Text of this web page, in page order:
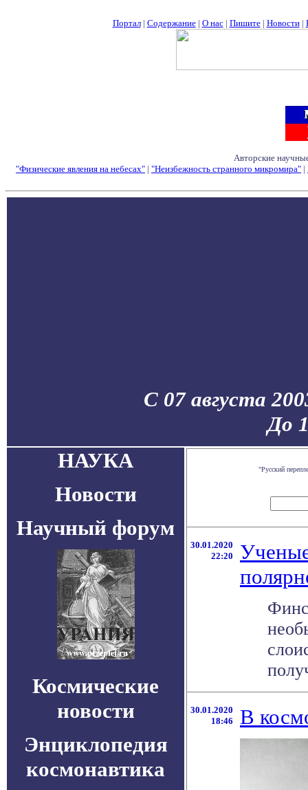
Портал| Содержание| О нас| Пишите| Новости|
Авторские
"Физические явления на небесах" | "Неизбежность странного микромира" |
С 07 августа
До
НАУКА
Новости
Научный форум
Космические
новости
Энциклопедия
космонавтика
"Русский
30.01.2020
22:20
30.01.2020
18:46
В